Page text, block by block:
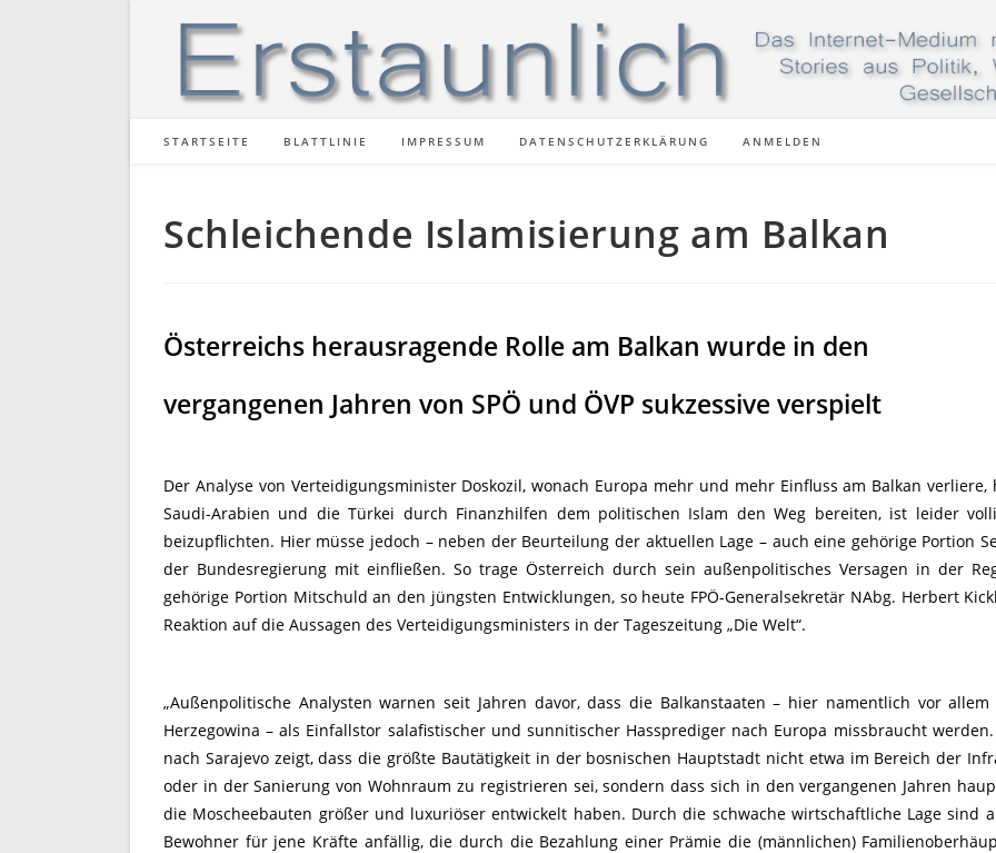
STARTSEITE BLATTLINIE IMPRESSUM DATENSCHUTZERKLÄRUNG ANMELDEN
Schleichende Islamisierung am Balkan
Österreichs herausragende Rolle am Balkan wurde in den
vergangenen Jahren von SPÖ und ÖVP sukzessive verspielt
Der Analyse von Verteidigungsminister Doskozil, wonach Europa mehr und mehr Einfluss am Balkan verliere,
Saudi-Arabien und die Türkei durch Finanzhilfen dem politischen Islam den Weg bereiten, ist leider
beizupflichten. Hier müsse jedoch – neben der Beurteilung der aktuellen Lage – auch eine gehörige Portion
der Bundesregierung mit einfließen. So trage Österreich durch sein außenpolitisches Versagen in der
gehörige Portion Mitschuld an den jüngsten Entwicklungen, so heute FPÖ-Generalsekretär NAbg. Herbert
Reaktion auf die Aussagen des Verteidigungsministers in der Tageszeitung „Die Welt“.
„Außenpolitische Analysten warnen seit Jahren davor, dass die Balkanstaaten – hier namentlich vor allem
Herzegowina – als Einfallstor salafistischer und sunnitischer Hassprediger nach Europa missbraucht
nach Sarajevo zeigt, dass die größte Bautätigkeit in der bosnischen Hauptstadt nicht etwa im Bereich der
oder in der Sanierung von Wohnraum zu registrieren sei, sondern dass sich in den vergangenen Jahren
die Moscheebauten größer und luxuriöser entwickelt haben. Durch die schwache wirtschaftliche Lage sind
Bewohner für jene Kräfte anfällig, die durch die Bezahlung einer Prämie die (männlichen)